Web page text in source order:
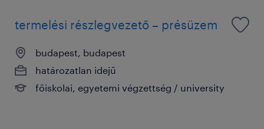
termelési részlegvezető – présüzem
budapest, budapest
határozatlan idejű
főiskolai, egyetemi végzettség / university